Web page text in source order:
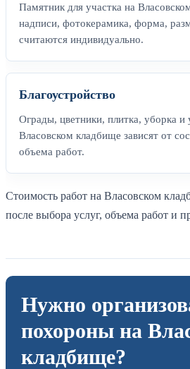
Памятник для участка на
надписи, фотокерамика, форма,
считаются индивидуально.
Благоустройство
Ограды, цветники, плитка, уборка и
Власовском кладбище зависят от
объема работ.
Стоимость работ на Власовском
после выбора услуг, объема работ и
Нужно
похороны на
кладбище?